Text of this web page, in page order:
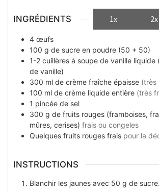
INGRÉDIENTS 1x 2x
4 œufs
100 g de sucre en poudre (50 + 50)
1-2 cuillères à soupe de vanille liquide
de vanille)
300 ml de crème fraîche épaisse (très
100 ml de crème liquide entière (très
1 pincée de sel
300 g de fruits rouges (framboises,
mûres, cerises) frais ou congeles
Quelques fruits rouges frais pour la
INSTRUCTIONS
Blanchir les jaunes avec 50 g de sucre.